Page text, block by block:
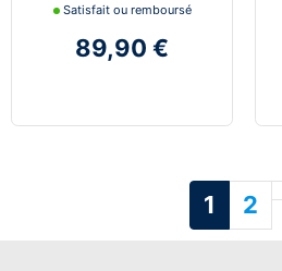
Satisfait ou remboursé
89,90 €
1 2